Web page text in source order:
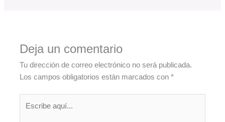
Deja un comentario
Tu dirección de correo electrónico no será publicada.
Los campos obligatorios están marcados con*